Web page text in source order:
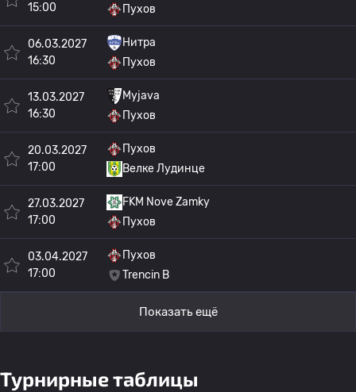
15:00
Пухов
06.03.2027
16:30
Нитра
Пухов
13.03.2027
16:30
Myjava
Пухов
20.03.2027
17:00
Пухов
Велке Лудинце
27.03.2027
17:00
FKM Nove Zamky
Пухов
03.04.2027
17:00
Пухов
Trencin B
Показать ещё
Турнирные таблицы